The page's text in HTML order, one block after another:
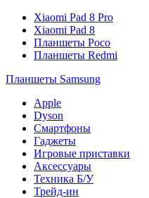
Xiaomi Pad 8 Pro
Xiaomi Pad 8
Планшеты Poco
Планшеты Redmi
Планшеты Samsung
Apple
Dyson
Смартфоны
Гаджеты
Игровые приставки
Аксессуары
Техника Б/У
Трейд-ин